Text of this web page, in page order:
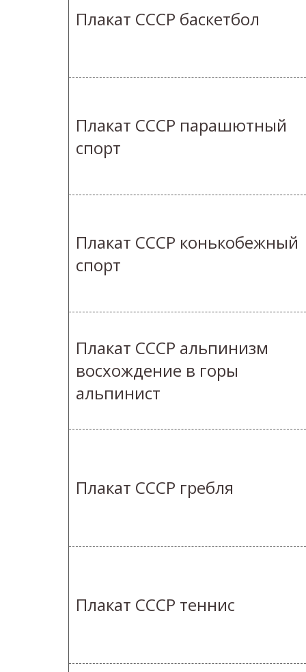
Плакат СССР баскетбол
Плакат СССР парашютный
спорт
Плакат СССР конькобежный
спорт
Плакат СССР альпинизм
восхождение в горы
альпинист
Плакат СССР гребля
Плакат СССР теннис